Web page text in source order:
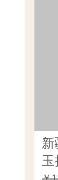
新